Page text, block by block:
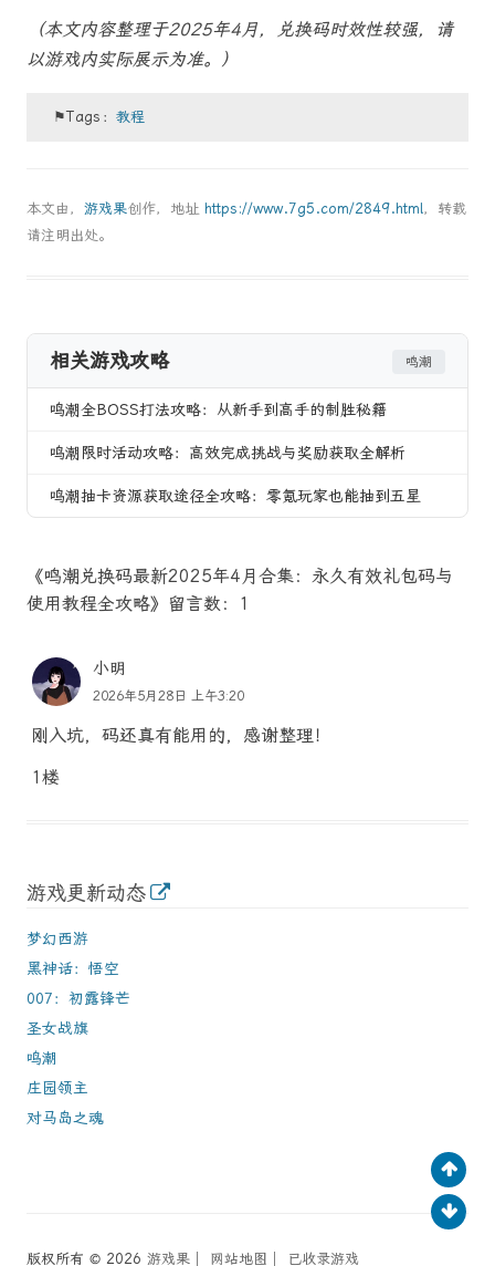
（本文内容整理于2025年4月，兑换码时效性较强，请
以游戏内实际展示为准。）
⚑Tags：教程
本文由， 游戏果创作，地址 https://www.7g5.com/2849.html，转载
请注明出处。
相关游戏攻略 鸣潮
鸣潮全BOSS打法攻略：从新手到高手的制胜秘籍
鸣潮限时活动攻略：高效完成挑战与奖励获取全解析
鸣潮抽卡资源获取途径全攻略：零氪玩家也能抽到五星
《鸣潮兑换码最新2025年4月合集：永久有效礼包码与
使用教程全攻略》留言数：1
小明
2026年5月28日 上午3:20
刚入坑，码还真有能用的，感谢整理！
1楼
游戏更新动态
梦幻西游
黑神话：悟空
007：初露锋芒
圣女战旗
鸣潮
庄园领主
对马岛之魂
版权所有 © 2026 游戏果 网站地图 已收录游戏